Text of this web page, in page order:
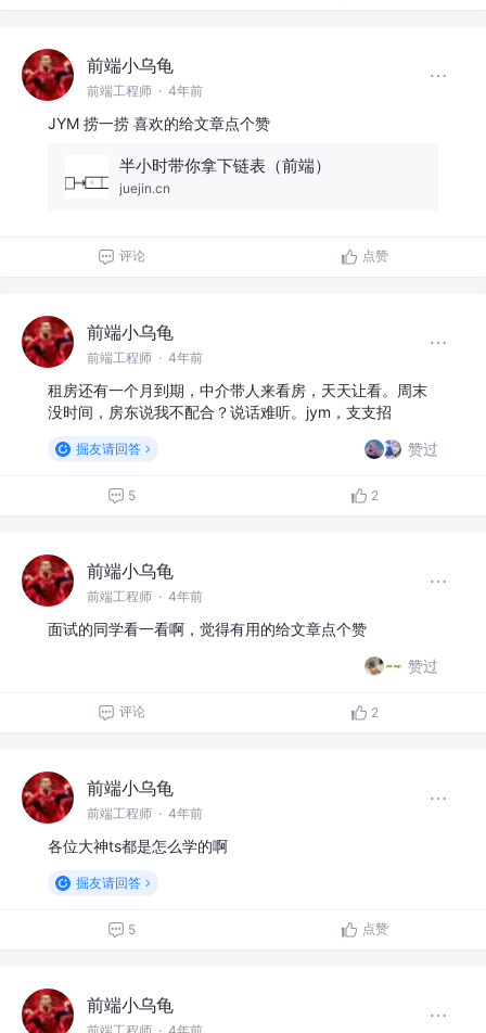
前端小乌龟
前端工程师 · 4年前
JYM 捞一捞 喜欢的给文章点个赞
半小时带你拿下链表（前端）
juejin.cn
评论 点赞
前端小乌龟
前端工程师 · 4年前
租房还有一个月到期，中介带人来看房，天天让看。周末
没时间，房东说我不配合？说话难听。jym，支支招
掘友请回答 赞过
5 2
前端小乌龟
前端工程师 · 4年前
面试的同学看一看啊，觉得有用的给文章点个赞
赞过
评论 2
前端小乌龟
前端工程师 · 4年前
各位大神ts都是怎么学的啊
掘友请回答
5 点赞
前端小乌龟